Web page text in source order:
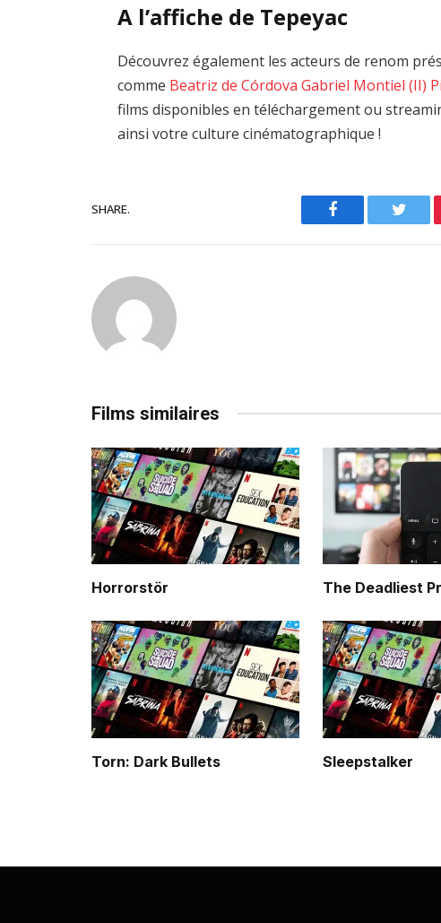
A l’affiche de Tepeyac
Découvrez également les acteurs de renom
comme Beatriz de Córdova Gabriel Montiel (II)
films disponibles en téléchargement ou
ainsi votre culture cinématographique !
SHARE.
Facebook
Films similaires
Horrorstör The Deadliest
Torn: Dark Bullets Sleepstalker